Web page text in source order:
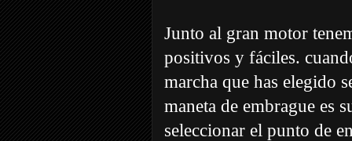
Junto al gran motor
positivos y fáciles.
marcha que has elegido
maneta de embrague es
seleccionar el punto de